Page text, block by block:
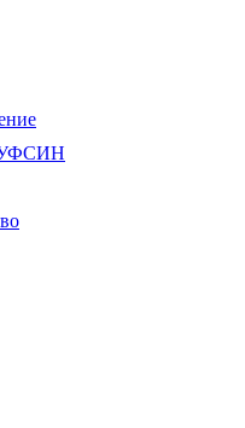
УФСИН